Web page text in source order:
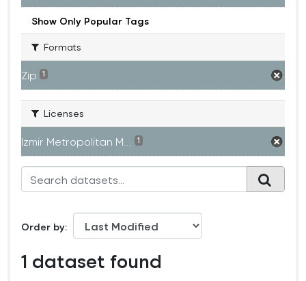
Show Only Popular Tags
Formats
Zip 1
Licenses
Izmir Metropolitan M... 1
Order by
1 dataset found